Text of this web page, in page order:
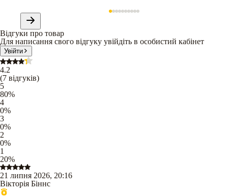
Відгуки про товар
Для написання свого відгуку увійдіть в особистий кабінет
Увійти
4.2
(7 відгуків)
5
80%
4
0%
3
0%
2
0%
1
20%
21 липня 2026, 20:16
Вікторія Біннс